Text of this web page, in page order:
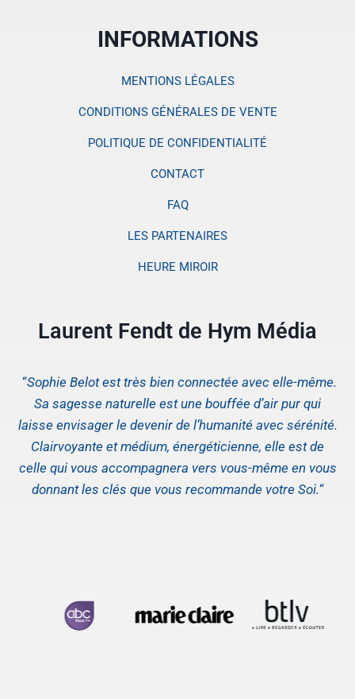
INFORMATIONS
MENTIONS LÉGALES
CONDITIONS GÉNÉRALES DE VENTE
POLITIQUE DE CONFIDENTIALITÉ
CONTACT
FAQ
LES PARTENAIRES
HEURE MIROIR
Laurent Fendt de Hym Média
“Sophie Belot est très bien connectée avec elle-même.
Sa sagesse naturelle est une bouffée d’air pur qui
laisse envisager le devenir de l’humanité avec sérénité.
Clairvoyante et médium, énergéticienne, elle est de
celle qui vous accompagnera vers vous-même en vous
donnant les clés que vous recommande votre Soi.“